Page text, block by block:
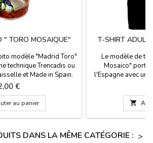
" TORO MOSAIQUE"
modèle "Madrid Toro"
technique Trencadis ou
et Made in Spain.
x 4,5 cm de large
€
au panier
T-SHIRT
Le modèle de t-
Mosaico" porte
l'Espagne avec un
une chemise
Madrid, c'est
recommandé de
de

DANS LA MÊME CATÉGORIE : >